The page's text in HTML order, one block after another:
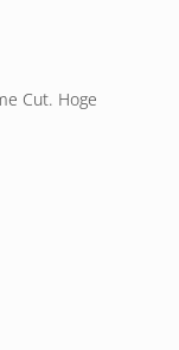
Cut. Hoge